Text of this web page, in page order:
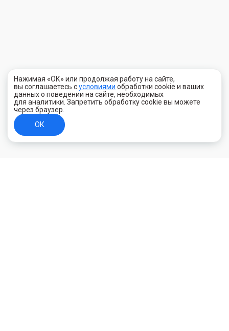
Нажимая «ОК» или продолжая работу на сайте,
вы соглашаетесь сусловиями обработки cookie и ваших
данных о поведении на сайте, необходимых
для аналитики. Запретить обработку cookie вы можете
через браузер.
ОК